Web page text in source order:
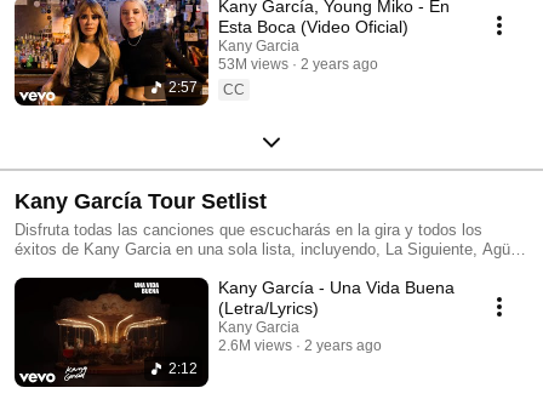
2:57
Kany García, Young Miko - En
Esta Boca (Video Oficial)
Kany Garcia
53M views
2 years ago
CC
Kany García Tour Setlist
Disfruta todas las canciones que escucharás en la gira y todos los
éxitos de Kany Garcia en una sola lista, incluyendo, La Siguiente, Agüita
2:12
Kany García - Una Vida Buena
(Letra/Lyrics)
Kany Garcia
2.6M views
2 years ago